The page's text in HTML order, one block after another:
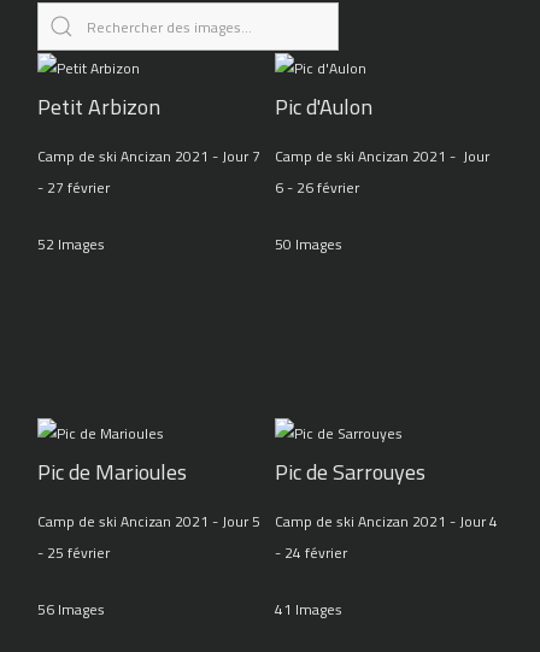
Petit Arbizon
Camp de ski Ancizan 2021 - Jour 7
- 27 février
52 Images
Pic d'Aulon
Camp de ski Ancizan 2021 - Jour
6 - 26 février
50 Images
Pic de Marioules
Camp de ski Ancizan 2021 - Jour 5
- 25 février
56 Images
Pic de Sarrouyes
Camp de ski Ancizan 2021 - Jour 4
- 24 février
41 Images